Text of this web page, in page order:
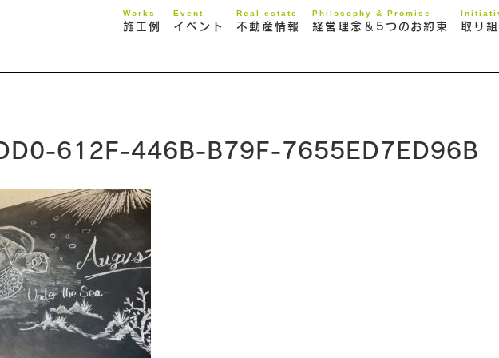
Works
施工例
Event
イベント
Real estate
不動産情報
Philosophy & Promise
経営理念＆5つのお約束 取り
612F-446B-B79F-7655ED7ED96B